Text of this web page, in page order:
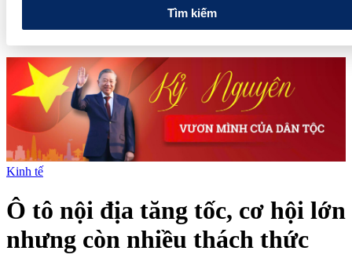
Tìm kiếm
Kinh tế
Ô tô nội địa tăng tốc, cơ hội lớn
nhưng còn nhiều thách thức